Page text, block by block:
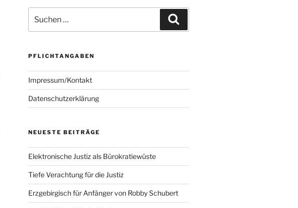
nach:
PFLICHTANGABEN
Impressum/Kontakt
Datenschutzerklärung
NEUESTE BEITRÄGE
Elektronische Justiz als Bürokratiewüste
Tiefe Verachtung für die Justiz
Erzgebirgisch für Anfänger von Robby Schubert